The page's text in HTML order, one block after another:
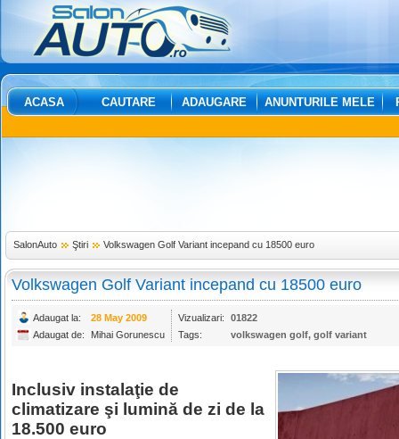
ACASA CAUTARE ADAUGARE ANUNTURILE MELE
SalonAuto Ştiri Volkswagen Golf Variant incepand cu 18500 euro
Volkswagen Golf Variant incepand cu 18500 euro
Adaugat la: 28 May 2009 Vizualizari:
01822
Adaugat de:
Mihai Gorunescu Tags: volkswagen golf, golf variant
Inclusiv instalaţie de
climatizare şi lumină de zi de la
18.500 euro